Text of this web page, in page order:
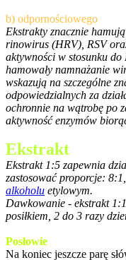
b) odpornościowego
Ekstrakty znacznie
rinowirus (HRV), RSV
aktywności w stosunku
hamowały namnażanie
wskazują na szczególne
odpowiedzialnych za
ochronnie na wątrobę po
aktywność enzymów
Ekstrakt
Ekstrakt 1:5 zapewnia
zastosować proporcje:
alkoholu etylowym.
Dawkowanie - ekstrakt
posiłkiem, 2 do 3 razy
Posłowie
Na koniec jeszcze parę